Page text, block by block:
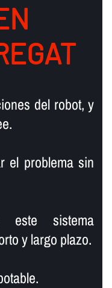
del robot, y
el problema sin
este sistema
y largo plazo.